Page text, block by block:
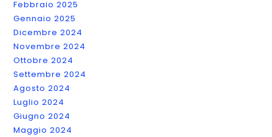
Febbraio 2025
Gennaio 2025
Dicembre 2024
Novembre 2024
Ottobre 2024
Settembre 2024
Agosto 2024
Luglio 2024
Giugno 2024
Maggio 2024